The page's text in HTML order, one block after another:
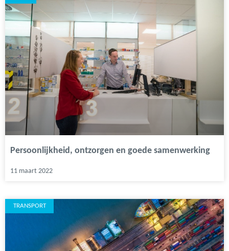
Persoonlijkheid, ontzorgen en goede samenwerking
11 maart 2022
TRANSPORT